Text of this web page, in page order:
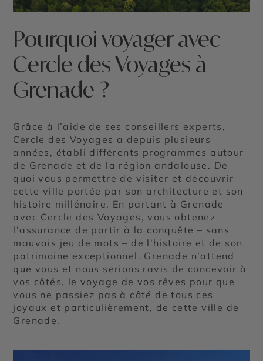
Pourquoi voyager avec
Cercle des Voyages à
Grenade ?
Grâce à l’aide de ses conseillers experts,
Cercle des Voyages a depuis plusieurs
années, établi différents programmes autour
de Grenade et de la région andalouse. De
quoi vous permettre de visiter et découvrir
cette ville portée par son architecture et son
histoire millénaire. En partant à Grenade
avec Cercle des Voyages, vous obtenez
l’assurance de partir à la conquête – sans
mauvais jeu de mots – de l’histoire et de son
patrimoine exceptionnel. Grenade n’attend
que vous et nous serions ravis de concevoir à
vos côtés, le voyage de vos rêves pour que
vous ne passiez pas à côté de tous ces
joyaux et particulièrement, de cette ville de
Grenade.